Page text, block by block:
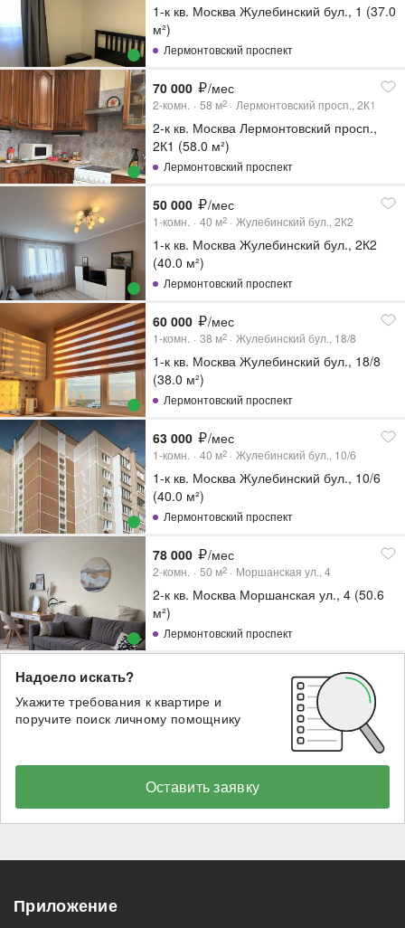
1-к кв. Москва Жулебинский бул., 1 (37.0
м²)
Лермонтовский проспект
70 000 /мес
2-комн. 58 м2 Лермонтовский просп., 2К1
2-к кв. Москва Лермонтовский просп.,
2К1 (58.0 м²)
Лермонтовский проспект
50 000 /мес
1-комн. 40 м2 Жулебинский бул., 2К2
1-к кв. Москва Жулебинский бул., 2К2
(40.0 м²)
Лермонтовский проспект
60 000 /мес
1-комн. 38 м2 Жулебинский бул., 18/8
1-к кв. Москва Жулебинский бул., 18/8
(38.0 м²)
Лермонтовский проспект
63 000 /мес
1-комн. 40 м2 Жулебинский бул., 10/6
1-к кв. Москва Жулебинский бул., 10/6
(40.0 м²)
Лермонтовский проспект
78 000 /мес
2-комн. 50 м2 Моршанская ул., 4
2-к кв. Москва Моршанская ул., 4 (50.6
м²)
Лермонтовский проспект
Надоело искать?
Укажите требования к квартире и
поручите поиск личному помощнику
Оставить заявку
Приложение